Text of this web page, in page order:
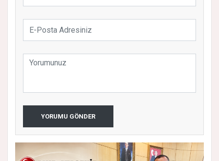
YORUMU GÖNDER